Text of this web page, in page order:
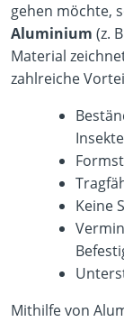
gehen möchte,
Aluminium (z.
Material
zahlreiche
Keine
Mithilfe von